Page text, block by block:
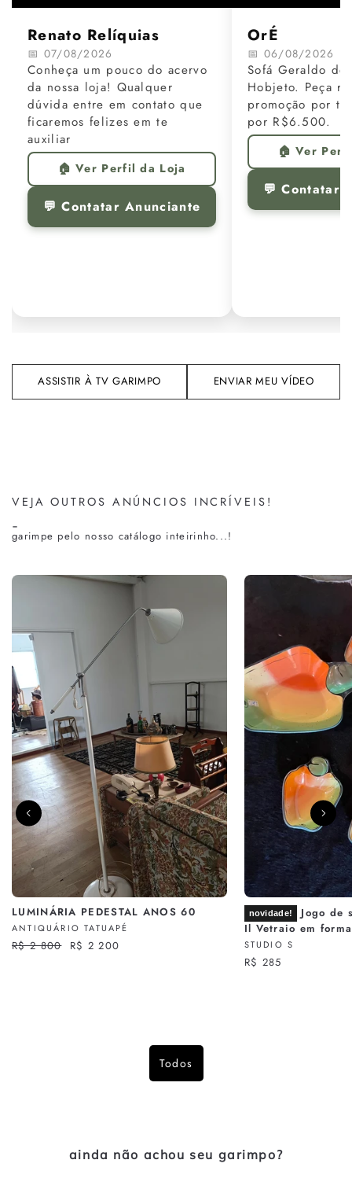
Renato Relíquias
📅 07/08/2026
Conheça um pouco do acervo
da nossa loja! Qualquer
dúvida entre em contato que
ficaremos felizes em te
auxiliar
🏠 Ver Perfil da Loja
💬 Contatar Anunciante
OrÉ
📅 06/08/2026
Sofá Geraldo de
Hobjeto. Peça
promoção por
por R$6.500.
🏠 Ver
💬 Contatar
ASSISTIR À TV GARIMPO ENVIAR MEU VÍDEO
VEJA OUTROS ANÚNCIOS INCRÍVEIS!
-
garimpe pelo nosso catálogo inteirinho...!
LUMINÁRIA PEDESTAL ANOS 60
ANTIQUÁRIO TATUAPÉ
Preço
R$ 2 800
Preço
R$ 2 200
novidade!
Jogo de
Il Vetraio em
STUDIO S
R$ 285
Todos
ainda não achou seu garimpo?